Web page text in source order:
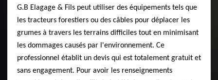
G.B Elagage & Fils peut utiliser des équipements tels que
les tracteurs forestiers ou des câbles pour déplacer les
grumes à travers les terrains difficiles tout en minimisant
les dommages causés par l'environnement. Ce
professionnel établit un devis qui est totalement gratuit et
sans engagement. Pour avoir les renseignements